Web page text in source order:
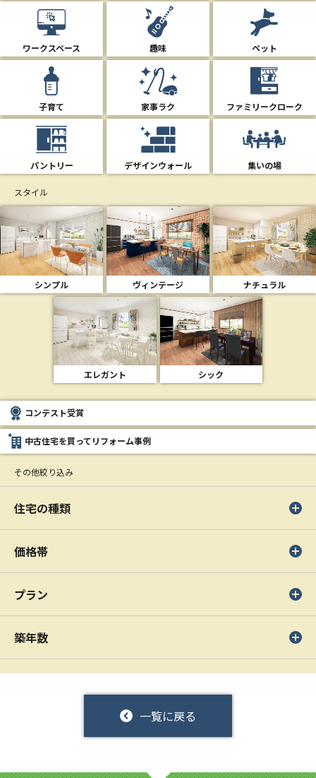
ワークスペース 趣味 ペット
子育て 家事ラク ファミリークローク
パントリー デザインウォール 集いの場
スタイル
シンプル ヴィンテージ ナチュラル
エレガント シック
コンテスト受賞
中古住宅を買ってリフォーム事例
その他絞り込み
住宅の種類
価格帯
プラン
築年数
一覧に戻る